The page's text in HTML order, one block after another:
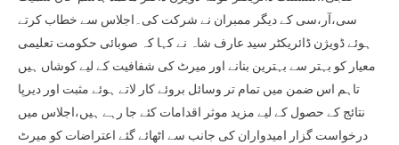
سی،آر،سی کے دیگر ممبران نے شرکت کی۔اجلاس سے خطاب کرتے
ہوئے ڈویژن ڈائریکٹر سید عارف شاہ نے کہا کہ صوبائی حکومت تعلیمی
معیار کو بہتر سے بہترین بنانے اور میرٹ کی شفافیت کے لیے کوشاں ہیں
تاہم اس ضمن میں تمام تر وسائل بروئے کار لاتے ہوئے مثبت اور دیرپا
نتائج کے حصول کے لیے مزید موثر اقدامات کئے جا رہے ہیں،اجلاس میں
درخواست گزار امیدواران کی جانب سے اٹھائے گئے اعتراضات کو میرٹ